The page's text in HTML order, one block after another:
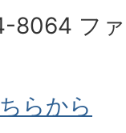
8064 フ
らから